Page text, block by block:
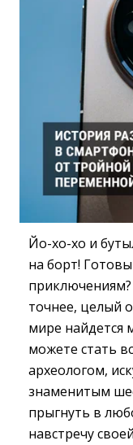
Йо-хо-хо и
на борт!
точнее, целый
мире найдется
можете стать
археологом,
знаменитым
прыгнуть в
навстречу